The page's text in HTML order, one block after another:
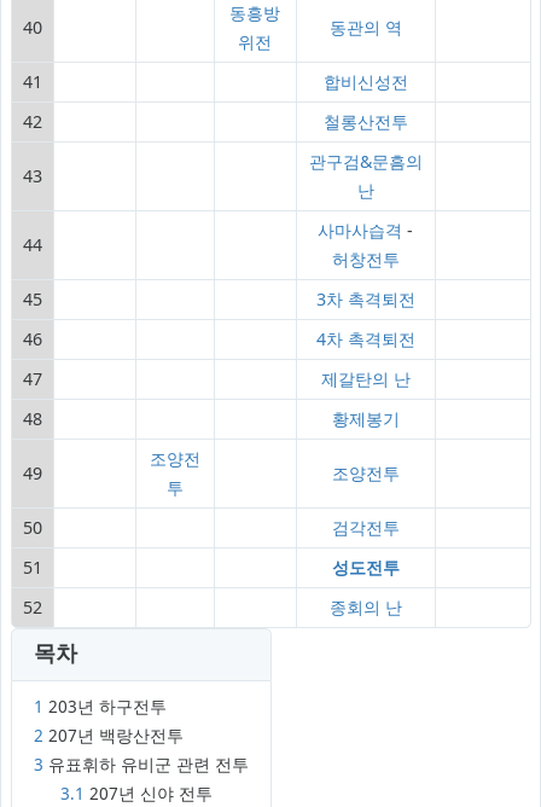
40
동흥방
위전
동관의 역
41
합비신성전
42
철롱산전투
43
관구검&문흠의
난
44
사마사습격 -
허창전투
45
3차 촉격퇴전
46
4차 촉격퇴전
47
제갈탄의 난
48
황제봉기
49
조양전
투
조양전투
50
검각전투
51
성도전투
52
종회의 난
목차
1 203년 하구전투
2 207년 백랑산전투
3 유표휘하 유비군 관련 전투
3.1 207년 신야 전투